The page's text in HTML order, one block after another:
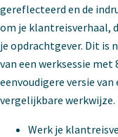
gereflecteerd en de
om je klantreisverhaal,
je opdrachtgever. Dit
van een werksessie
eenvoudigere versie
vergelijkbare werkwijze.
Werk je